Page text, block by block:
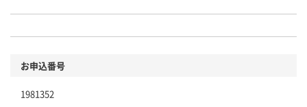
お申込番号
1981352